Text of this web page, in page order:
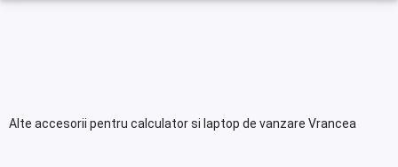
Alte accesorii pentru calculator si laptop de vanzare Vrancea